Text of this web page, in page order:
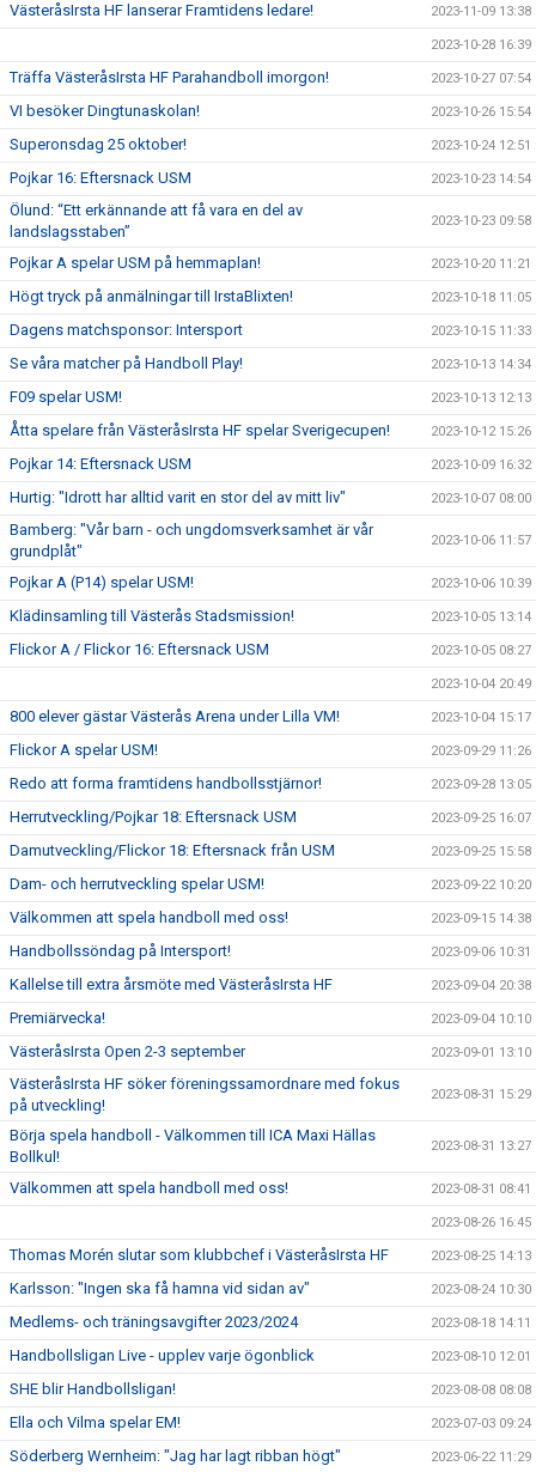
VästeråsIrsta HF lanserar Framtidens ledare! 2023-11-09 13:38
2023-10-28 16:39
Träffa VästeråsIrsta HF Parahandboll imorgon! 2023-10-27 07:54
VI besöker Dingtunaskolan! 2023-10-26 15:54
Superonsdag 25 oktober! 2023-10-24 12:51
Pojkar 16: Eftersnack USM 2023-10-23 14:54
Ölund: “Ett erkännande att få vara en del av
landslagsstaben”
2023-10-23 09:58
Pojkar A spelar USM på hemmaplan! 2023-10-20 11:21
Högt tryck på anmälningar till IrstaBlixten! 2023-10-18 11:05
Dagens matchsponsor: Intersport 2023-10-15 11:33
Se våra matcher på Handboll Play! 2023-10-13 14:34
F09 spelar USM! 2023-10-13 12:13
Åtta spelare från VästeråsIrsta HF spelar Sverigecupen! 2023-10-12 15:26
Pojkar 14: Eftersnack USM 2023-10-09 16:32
Hurtig: "Idrott har alltid varit en stor del av mitt liv" 2023-10-07 08:00
Bamberg: "Vår barn - och ungdomsverksamhet är vår
grundplåt"
2023-10-06 11:57
Pojkar A (P14) spelar USM! 2023-10-06 10:39
Klädinsamling till Västerås Stadsmission! 2023-10-05 13:14
Flickor A / Flickor 16: Eftersnack USM 2023-10-05 08:27
2023-10-04 20:49
800 elever gästar Västerås Arena under Lilla VM! 2023-10-04 15:17
Flickor A spelar USM! 2023-09-29 11:26
Redo att forma framtidens handbollsstjärnor! 2023-09-28 13:05
Herrutveckling/Pojkar 18: Eftersnack USM 2023-09-25 16:07
Damutveckling/Flickor 18: Eftersnack från USM 2023-09-25 15:58
Dam- och herrutveckling spelar USM! 2023-09-22 10:20
Välkommen att spela handboll med oss! 2023-09-15 14:38
Handbollssöndag på Intersport! 2023-09-06 10:31
Kallelse till extra årsmöte med VästeråsIrsta HF 2023-09-04 20:38
Premiärvecka! 2023-09-04 10:10
VästeråsIrsta Open 2-3 september 2023-09-01 13:10
VästeråsIrsta HF söker föreningssamordnare med fokus
på utveckling!
2023-08-31 15:29
Börja spela handboll - Välkommen till ICA Maxi Hällas
Bollkul!
2023-08-31 13:27
Välkommen att spela handboll med oss! 2023-08-31 08:41
2023-08-26 16:45
Thomas Morén slutar som klubbchef i VästeråsIrsta HF 2023-08-25 14:13
Karlsson: "Ingen ska få hamna vid sidan av" 2023-08-24 10:30
Medlems- och träningsavgifter 2023/2024 2023-08-18 14:11
Handbollsligan Live - upplev varje ögonblick 2023-08-10 12:01
SHE blir Handbollsligan! 2023-08-08 08:08
Ella och Vilma spelar EM! 2023-07-03 09:24
Söderberg Wernheim: "Jag har lagt ribban högt" 2023-06-22 11:29